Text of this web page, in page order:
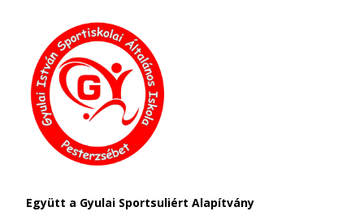
Együtt a Gyulai Sportsuliért Alapítvány